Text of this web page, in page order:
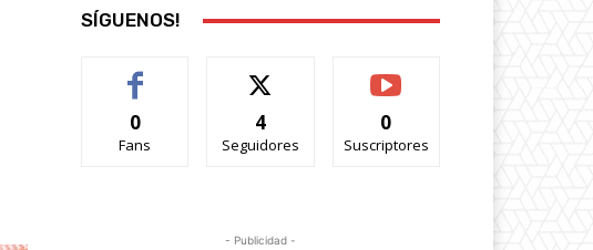
SÍGUENOS!
0
Fans
4
Seguidores
0
Suscriptores
- Publicidad -